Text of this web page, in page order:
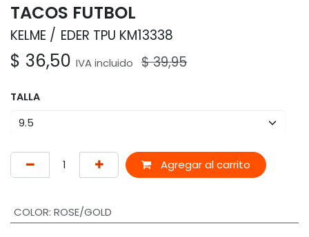
TACOS FUTBOL
KELME EDER TPU KM13338
$ 36,50 IVA incluido $39,95
TALLA
Agregar al carrito
COLOR: ROSE/GOLD